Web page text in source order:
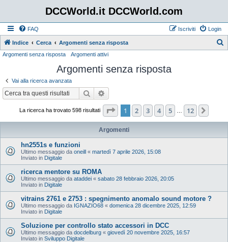
DCCWorld.it DCCWorld.com
FAQ Login
Iscriviti
Indice Cerca Argomenti senza risposta
Argomenti senza risposta Argomenti attivi
Argomenti senza risposta
Vai alla ricerca avanzata
Cerca
La ricerca ha trovato 598 risultati Pagina di 12
1 2 3 4 5 12
Argomenti
hn2551s e funzioni
Ultimo messaggio da oneill « martedì 7 aprile 2026, 15:08
Inviato in Digitale
ricerca mentore su ROMA
Ultimo messaggio da ataddei « sabato 28 febbraio 2026, 20:05
Inviato in Digitale
vitrains 2761 e 2753 : spegnimento anomalo sound motore ?
Ultimo messaggio da IGNAZIO68 « domenica 28 dicembre 2025, 12:59
Inviato in Digitale
Soluzione per controllo stato accessori in DCC
Ultimo messaggio da docdelburg « giovedì 20 novembre 2025, 16:57
Inviato in Sviluppo Digitale